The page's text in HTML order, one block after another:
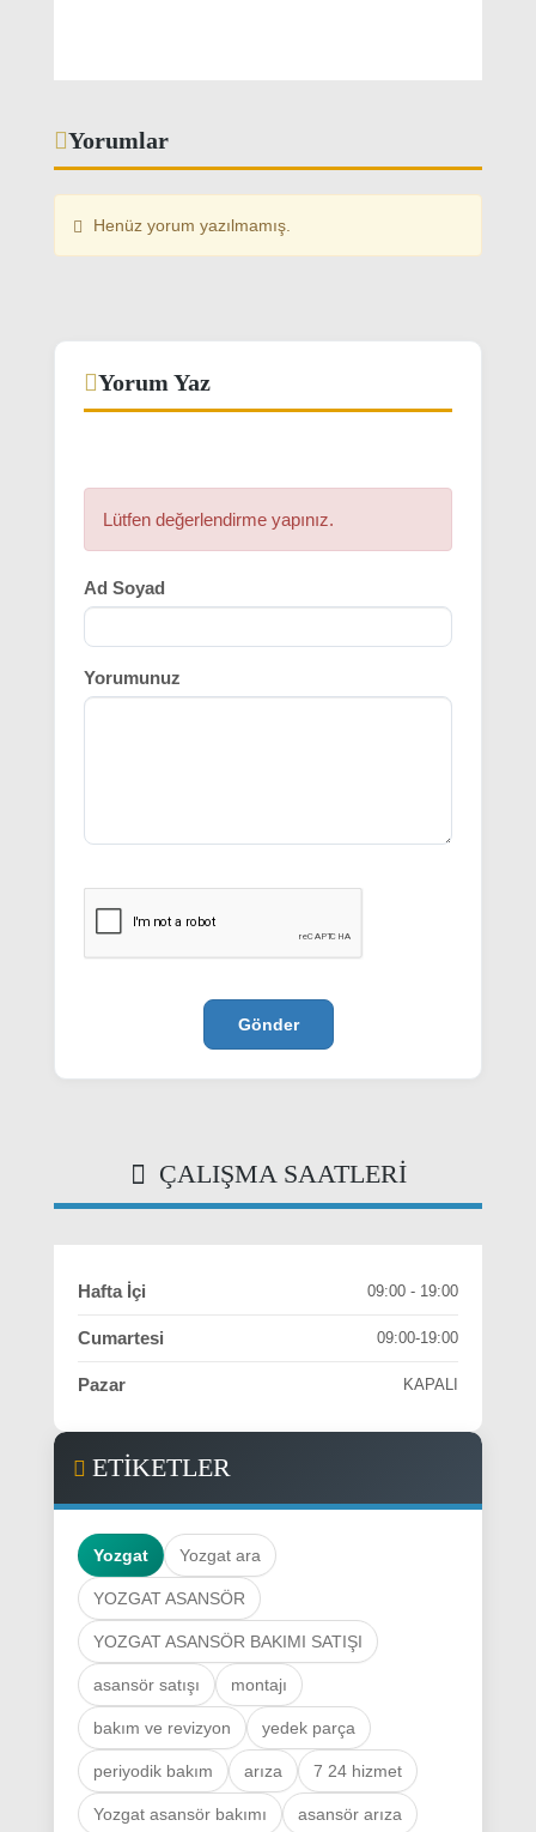
Yorumlar
Henüz yorum yazılmamış.
Yorum Yaz
Lütfen değerlendirme yapınız.
Ad Soyad
Yorumunuz
Gönder
ÇALIŞMA SAATLERI
Hafta İçi 09:00 - 19:00
Cumartesi 09:00-19:00
Pazar KAPALI
ETİKETLER
Yozgat Yozgat ara
YOZGAT ASANSÖR
YOZGAT ASANSÖR BAKIMI SATIŞI
asansör satışı montajı
bakım ve revizyon yedek parça
periyodik bakım arıza 7 24 hizmet
Yozgat asansör bakımı asansör arıza